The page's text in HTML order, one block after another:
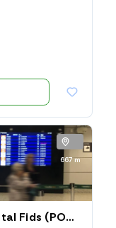
667 m
Aeroporto Porto Alegre - Digital Fids (POA01)